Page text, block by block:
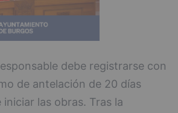
debe registrarse con
de antelación de 20 días
las obras. Tras la